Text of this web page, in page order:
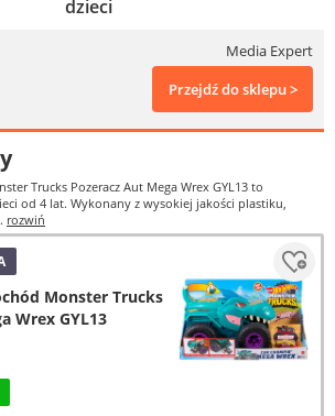
dzieci
Media Expert
Przejdź do sklepu >
Trucks Pozeracz Aut Mega Wrex GYL13 to
od 4 lat. Wykonany z wysokiej jakości plastiku,
rozwiń
Monster Trucks
Wrex GYL13